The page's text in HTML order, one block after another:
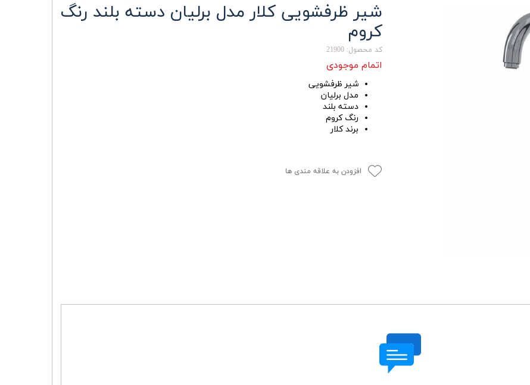
شیر ظرفشویی کلار مدل برلیان دسته بلند رنگ
کروم
کد محصول: 21900
اتمام موجودی
شیر ظرفشویی
مدل برلیان
دسته بلند
رنگ کروم
برند کلار
افزودن به علاقه مندی ها